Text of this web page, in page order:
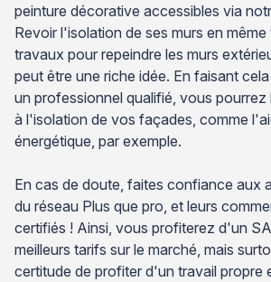
peinture décorative accessibles via
Revoir l'isolation de ses murs en même
travaux pour repeindre les murs
peut être une riche idée. En faisant
un professionnel qualifié, vous
à l'isolation de vos façades, comme
énergétique, par exemple.
En cas de doute, faites confiance aux
du réseau Plus que pro, et leurs
certifiés ! Ainsi, vous profiterez d'un
meilleurs tarifs sur le marché, mais
certitude de profiter d'un travail propre